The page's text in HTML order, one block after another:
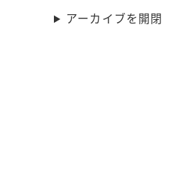
アーカイブを開閉